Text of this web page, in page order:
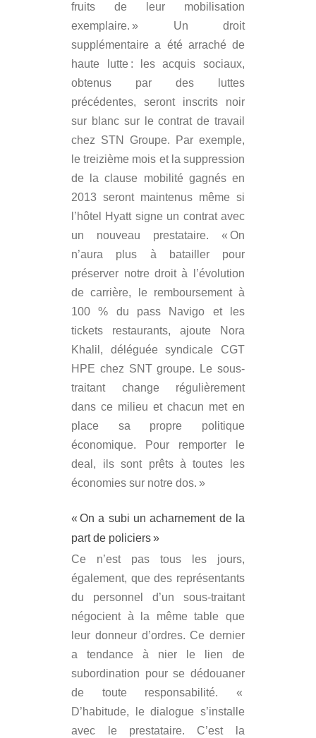
fruits de leur mobilisation
exemplaire. » Un droit
supplémentaire a été arraché de
haute lutte : les acquis sociaux,
obtenus par des luttes
précédentes, seront inscrits noir
sur blanc sur le contrat de travail
chez STN Groupe. Par exemple,
le treizième mois et la suppression
de la clause mobilité gagnés en
2013 seront maintenus même si
l’hôtel Hyatt signe un contrat avec
un nouveau prestataire. « On
n’aura plus à batailler pour
préserver notre droit à l’évolution
de carrière, le remboursement à
100 % du pass Navigo et les
tickets restaurants, ajoute Nora
Khalil, déléguée syndicale CGT
HPE chez SNT groupe. Le sous-
traitant change régulièrement
dans ce milieu et chacun met en
place sa propre politique
économique. Pour remporter le
deal, ils sont prêts à toutes les
économies sur notre dos. »
« On a subi un acharnement de la
part de policiers »
Ce n’est pas tous les jours,
également, que des représentants
du personnel d’un sous-traitant
négocient à la même table que
leur donneur d’ordres. Ce dernier
a tendance à nier le lien de
subordination pour se dédouaner
de toute responsabilité. «
D’habitude, le dialogue s’installe
avec le prestataire. C’est la